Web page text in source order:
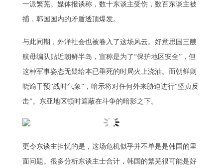
一派繁芜。媒体报谈称，数十东谈主受伤，数百东谈主被
捕，韩国国内的矛盾透顶爆发。
与此同期，外洋社会也被卷入了这场风云。好意思国三艘
航母编队贴近朝鲜半岛，宣称是为了“保护地区安全”，但
这种军事姿态无疑给本已垂死的时局火上浇油。而朝鲜则
晓谕干预“战时气象”，暗示将对任何外来胁迫进行“坚贞反
击”。东亚地区顿时遮蔽在斗争的暗影之下。
更令东谈主担忧的是，这场危机似乎并不单是是韩国的里
面问题。很多分析东谈主士合计，韩国的繁芜很可能是好